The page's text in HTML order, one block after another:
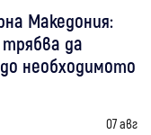
Македония:
да
необходимото
07 авг